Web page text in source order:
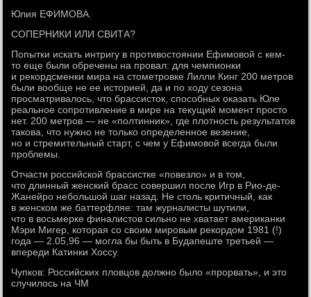
Юлия ЕФИМОВА.
СОПЕРНИКИ ИЛИ СВИТА?
Попытки искать интригу в противостоянии Ефимовой с кем-
то еще были обречены на провал: для чемпионки
и рекордсменки мира на стометровке Лилли Кинг 200 метров
были вообще не ее историей, да и по ходу сезона
просматривалось, что брассисток, способных оказать Юле
реальное сопротивление в мире на текущий момент просто
нет. 200 метров — не «полтинник», где плотность результатов
такова, что нужно не только определенное везение,
но и стремительный старт, с чем у Ефимовой всегда были
проблемы.
Отчасти российской брассистке «повезло» и в том,
что длинный женский брасс совершил после Игр в Рио-де-
Жанейро небольшой шаг назад. Не столь критичный, как
в женском же баттерфляе: там журналисты шутили,
что в восьмерке финалистов сильно не хватает американки
Мэри Мигер, которая со своим мировым рекордом 1981 (!)
года — 2.05,96 — могла бы быть в Будапеште третьей —
впереди Катинки Хоссу.
Чупков: Российских пловцов должно было «прорвать», и это
случилось на ЧМ